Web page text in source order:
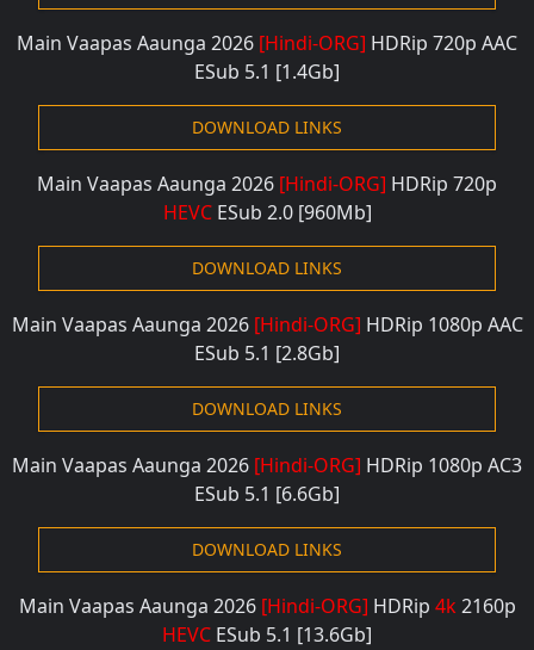
Main Vaapas Aaunga 2026 [Hindi-ORG] HDRip 720p AAC
ESub 5.1 [1.4Gb]
DOWNLOAD LINKS
Main Vaapas Aaunga 2026 [Hindi-ORG] HDRip 720p
HEVC ESub 2.0 [960Mb]
DOWNLOAD LINKS
Main Vaapas Aaunga 2026 [Hindi-ORG] HDRip 1080p AAC
ESub 5.1 [2.8Gb]
DOWNLOAD LINKS
Main Vaapas Aaunga 2026 [Hindi-ORG] HDRip 1080p AC3
ESub 5.1 [6.6Gb]
DOWNLOAD LINKS
Main Vaapas Aaunga 2026 [Hindi-ORG] HDRip 4k2160p
HEVC ESub 5.1 [13.6Gb]